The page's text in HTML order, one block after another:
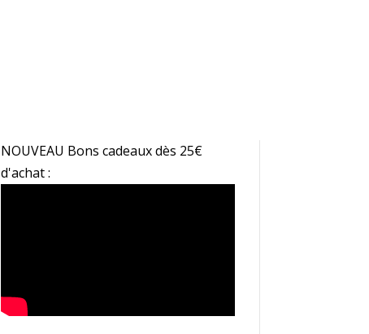
NOUVEAU Bons cadeaux dès 25€
d'achat :